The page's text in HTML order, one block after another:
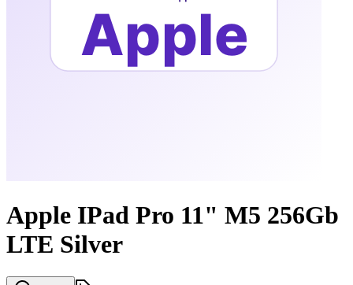
Apple IPad Pro 11" M5 256Gb
LTE Silver